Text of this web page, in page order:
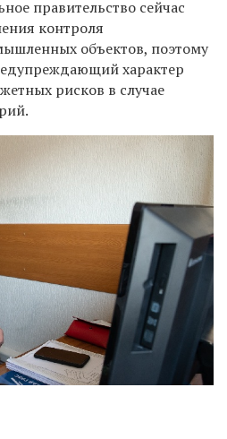
правительство сейчас
контроля
объектов, поэтому
характер
рисков в случае